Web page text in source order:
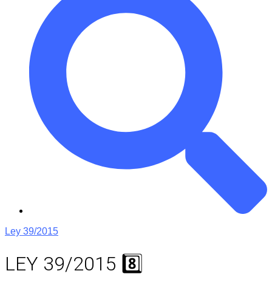
Ley 39/2015
LEY 39/2015 8️⃣